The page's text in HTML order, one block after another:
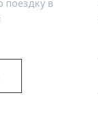
поездку в